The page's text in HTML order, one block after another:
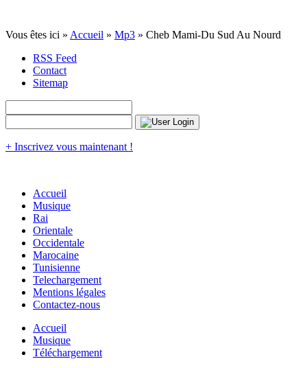
Vous êtes ici » Accueil » Mp3 » Cheb Mami-Du Sud Au Nourd
RSS Feed
Contact
Sitemap
+ Inscrivez vous maintenant !
Accueil
Musique
Rai
Orientale
Occidentale
Marocaine
Tunisienne
Telechargement
Mentions légales
Contactez-nous
Accueil
Musique
Téléchargement